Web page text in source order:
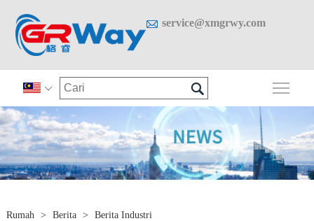
 service@xmgrwy.com
 
Rumah > Berita > Berita Industri